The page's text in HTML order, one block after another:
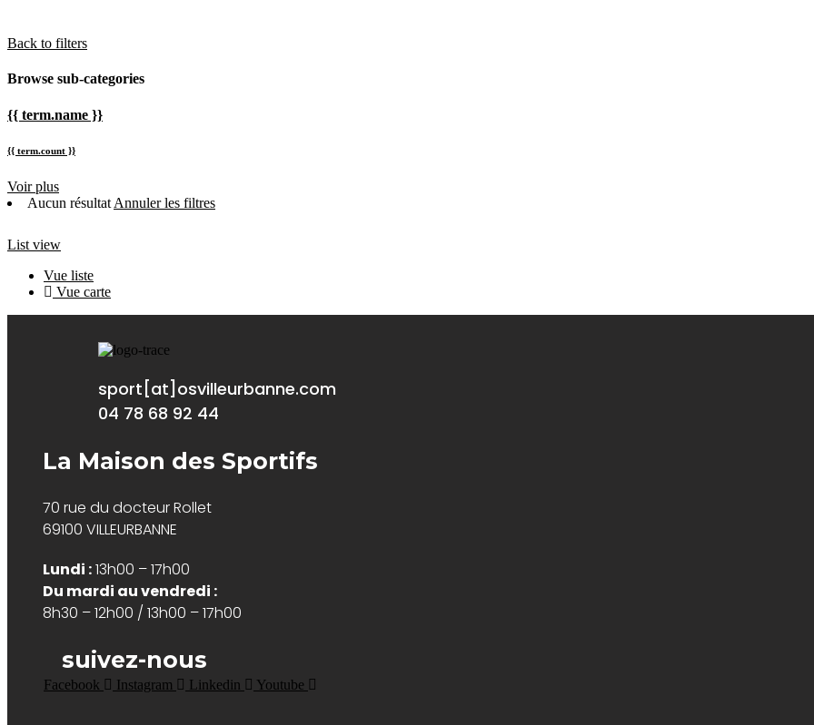
Back to filters
Browse sub-categories
{{ term.name }}
{{ term.count }}
Voir plus
Aucun résultatAnnuler les filtres
List view
Vue liste
Vue carte
sport[at]osvilleurbanne.com
04 78 68 92 44
La Maison des Sportifs
70 rue du docteur Rollet
69100 VILLEURBANNE
Lundi :13h00 – 17h00
Du mardi au vendredi :
8h30 – 12h00 / 13h00 – 17h00
suivez-nous
Facebook Instagram Linkedin Youtube